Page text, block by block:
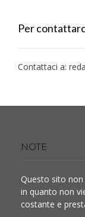
Per
Contattaci a:
NOTE
Questo sito
in quanto non
costante e